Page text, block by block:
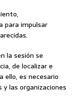
para impulsar
la sesión se
de localizar e
ello, es necesario
las organizaciones